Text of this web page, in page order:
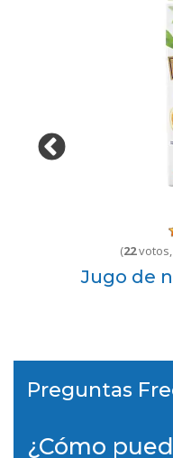
(22votos,
Jugo de
Preguntas
¿Cómo